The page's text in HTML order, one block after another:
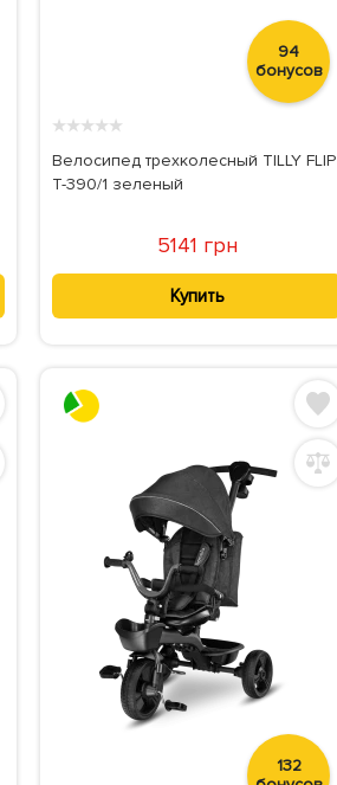
94
бонусов
★★★★★
Велосипед трехколесный TILLY FLIP
T-390/1 зеленый
5141 грн
Купить
132